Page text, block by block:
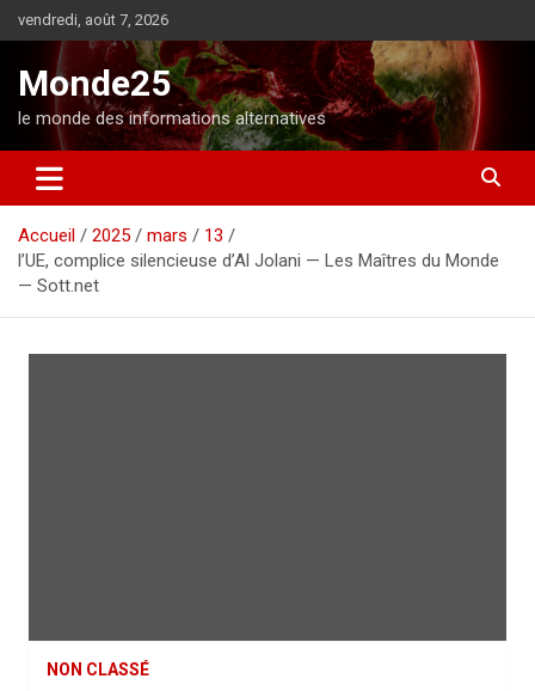
l
o
n
vendredi, août 7, 2026
Monde25
le monde des informations alternatives
Accueil 2025 mars
13
l’UE, complice silencieuse d’Al Jolani — Les Maîtres du Monde
— Sott.net
NON CLASSÉ